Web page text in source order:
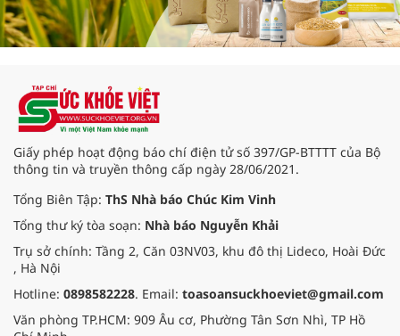
Giấy phép hoạt động báo chí điện tử số 397/GP-BTTTT của Bộ
thông tin và truyền thông cấp ngày 28/06/2021.
Tổng Biên Tập: ThS Nhà báo Chúc Kim Vinh
Tổng thư ký tòa soạn: Nhà báo Nguyễn Khải
Trụ sở chính: Tầng 2, Căn 03NV03, khu đô thị Lideco, Hoài Đức
, Hà Nội
Hotline: 0898582228. Email: toasoansuckhoeviet@gmail.com
Văn phòng TP.HCM: 909 Âu cơ, Phường Tân Sơn Nhì, TP Hồ